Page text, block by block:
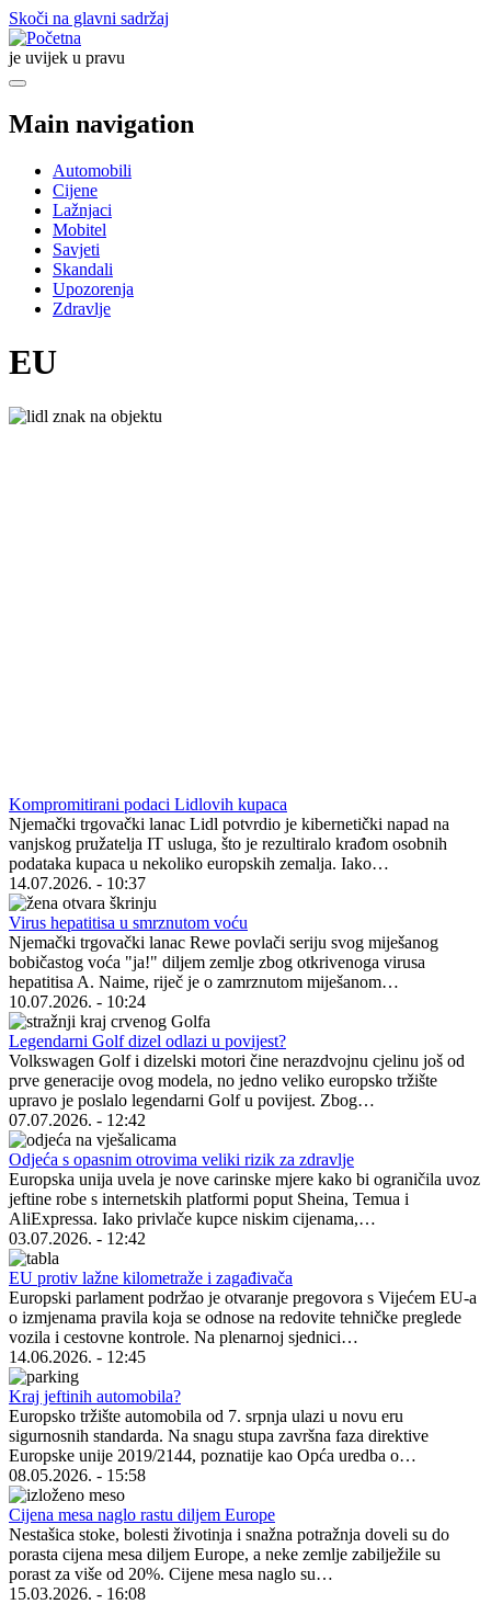
Skoči na glavni sadržaj
je uvijek u pravu
Main navigation
Automobili
Cijene
Lažnjaci
Mobitel
Savjeti
Skandali
Upozorenja
Zdravlje
EU
Kompromitirani podaci Lidlovih kupaca
Njemački trgovački lanac Lidl potvrdio je kibernetički napad na
vanjskog pružatelja IT usluga, što je rezultiralo krađom osobnih
podataka kupaca u nekoliko europskih zemalja. Iako…
14.07.2026. - 10:37
Virus hepatitisa u smrznutom voću
Njemački trgovački lanac Rewe povlači seriju svog miješanog
bobičastog voća "ja!" diljem zemlje zbog otkrivenoga virusa
hepatitisa A. Naime, riječ je o zamrznutom miješanom…
10.07.2026. - 10:24
Legendarni Golf dizel odlazi u povijest?
Volkswagen Golf i dizelski motori čine nerazdvojnu cjelinu još od
prve generacije ovog modela, no jedno veliko europsko tržište
upravo je poslalo legendarni Golf u povijest. Zbog…
07.07.2026. - 12:42
Odjeća s opasnim otrovima veliki rizik za zdravlje
Europska unija uvela je nove carinske mjere kako bi ograničila uvoz
jeftine robe s internetskih platformi poput Sheina, Temua i
AliExpressa. Iako privlače kupce niskim cijenama,…
03.07.2026. - 12:42
EU protiv lažne kilometraže i zagađivača
Europski parlament podržao je otvaranje pregovora s Vijećem EU-a
o izmjenama pravila koja se odnose na redovite tehničke preglede
vozila i cestovne kontrole. Na plenarnoj sjednici…
14.06.2026. - 12:45
Kraj jeftinih automobila?
Europsko tržište automobila od 7. srpnja ulazi u novu eru
sigurnosnih standarda. Na snagu stupa završna faza direktive
Europske unije 2019/2144, poznatije kao Opća uredba o…
08.05.2026. - 15:58
Cijena mesa naglo rastu diljem Europe
Nestašica stoke, bolesti životinja i snažna potražnja doveli su do
porasta cijena mesa diljem Europe, a neke zemlje zabilježile su
porast za više od 20%. Cijene mesa naglo su…
15.03.2026. - 16:08